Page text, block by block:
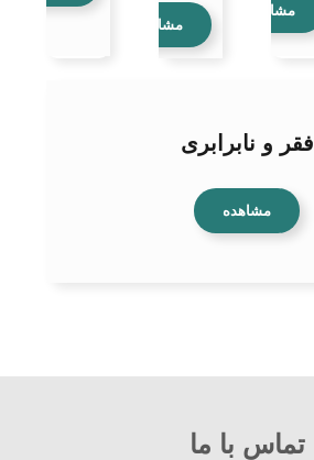
مشاهده
مشاهده
فقر و نابرابری
مشاهده
تماس با ما